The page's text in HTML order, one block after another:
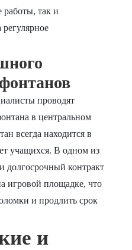
работы, так и
проводят
в центральном
всегда находится в
учащихся. В одном из
долгосрочный контракт
игровой площадке, что
и продлить срок
и